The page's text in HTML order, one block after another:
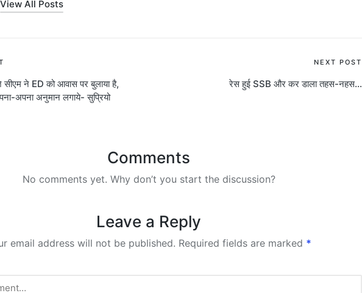
View All Posts
ने ED को आवास पर बुलाया है,
अपना अनुमान लगाये- सुप्रियो
NEXT POST
रेस हुई SSB और कर डाला तहस-नहस…
Comments
No comments yet. Why don’t you start the discussion?
Leave a Reply
email address will not be published. Required fields are marked *